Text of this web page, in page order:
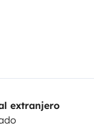
extranjero